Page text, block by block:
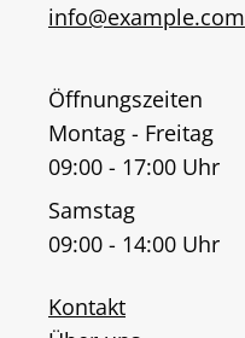
info@example.com
Öffnungszeiten
Montag - Freitag
09:00 - 17:00 Uhr
Samstag
09:00 - 14:00 Uhr
Kontakt